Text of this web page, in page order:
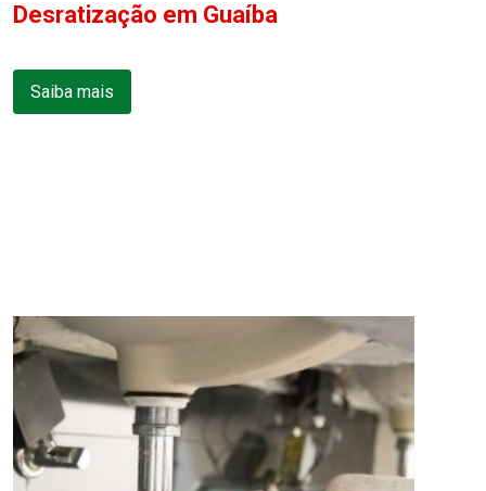
Desratização em Guaíba
Saiba mais